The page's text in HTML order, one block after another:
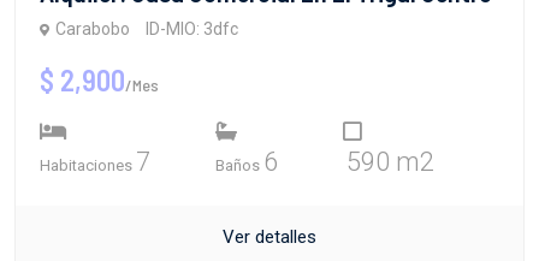
Carabobo ID-MIO: 3dfc
$ 2,900/Mes
Habitaciones 7 Baños 6 590 m2
Ver detalles